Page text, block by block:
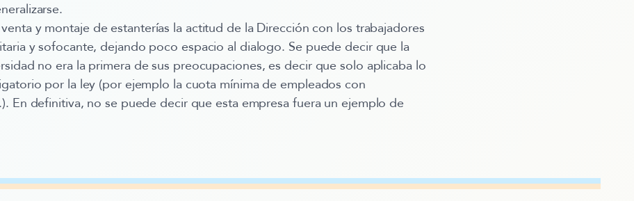
y montaje de estanterías la actitud de la Dirección con los trabajadores
y sofocante, dejando poco espacio al dialogo. Se puede decir que la
no era la primera de sus preocupaciones, es decir que solo aplicaba lo
por la ley (por ejemplo la cuota mínima de empleados con
En definitiva, no se puede decir que esta empresa fuera un ejemplo de